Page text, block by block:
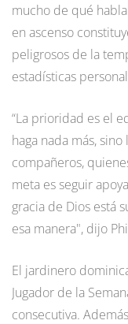
mucho de qué
en ascenso
peligrosos de la
estadísticas
“La prioridad es el
haga nada más,
compañeros,
meta es seguir
gracia de Dios está
esa manera", dijo
El jardinero
Jugador de la
consecutiva.